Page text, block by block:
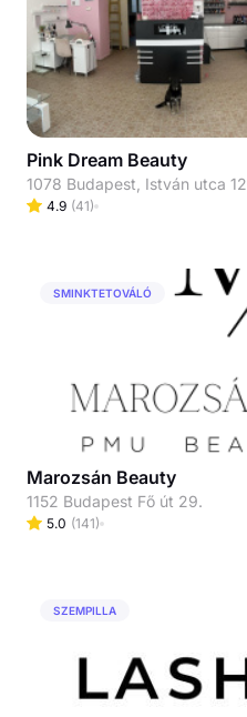
Pink Dream Beauty
1078 Budapest, István utca 12
4.9 (41)
SMINKTETOVÁLÓ
Marozsán Beauty
1152 Budapest Fő út 29.
5.0 (141)
SZEMPILLA